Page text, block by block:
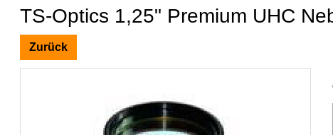
TS-Optics 1,25" Premium UHC
Zurück